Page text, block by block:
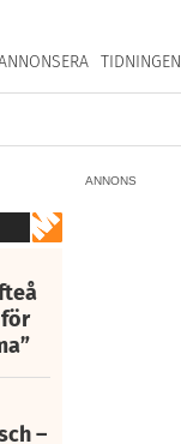
TIDNINGEN
ANNONS
–